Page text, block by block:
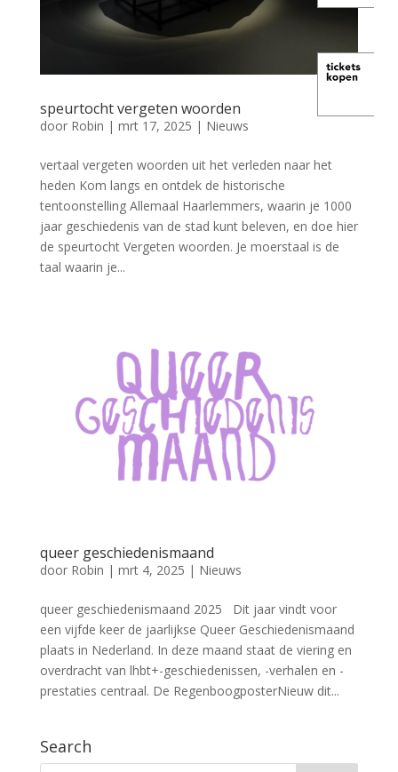
speurtocht vergeten woorden
door Robin | mrt 17, 2025 | Nieuws
vertaal vergeten woorden uit het verleden naar het
heden Kom langs en ontdek de historische
tentoonstelling Allemaal Haarlemmers, waarin je 1000
jaar geschiedenis van de stad kunt beleven, en doe hier
de speurtocht Vergeten woorden. Je moerstaal is de
taal waarin je...
queer geschiedenismaand
door Robin | mrt 4, 2025 | Nieuws
queer geschiedenismaand 2025 Dit jaar vindt voor
een vijfde keer de jaarlijkse Queer Geschiedenismaand
plaats in Nederland. In deze maand staat de viering en
overdracht van lhbt+-geschiedenissen, -verhalen en -
prestaties centraal. De RegenboogposterNieuw dit...
Search